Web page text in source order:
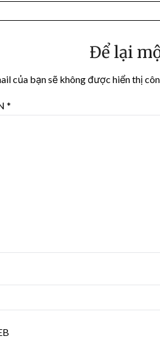
Để lại
của bạn sẽ không được hiển thị
*